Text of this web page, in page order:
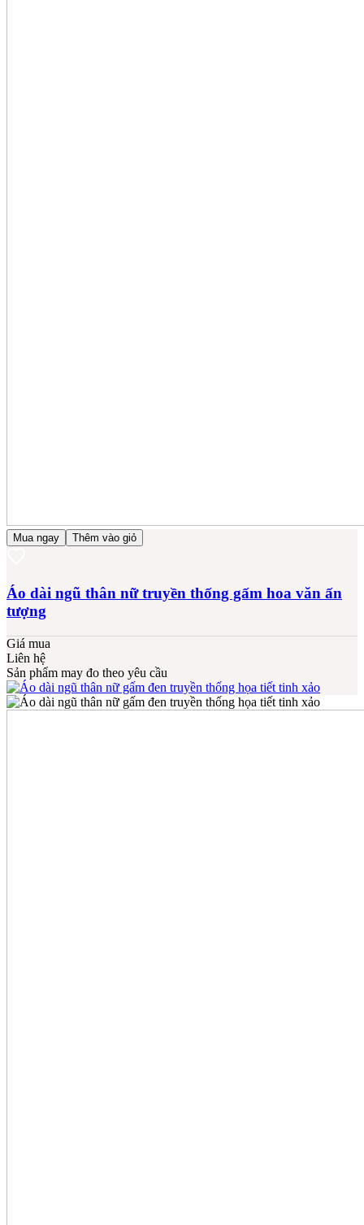
Mua ngay Thêm vào giỏ
Áo dài ngũ thân nữ truyền thống gấm hoa văn ấn
tượng
Giá mua
Liên hệ
Sản phẩm may đo theo yêu cầu